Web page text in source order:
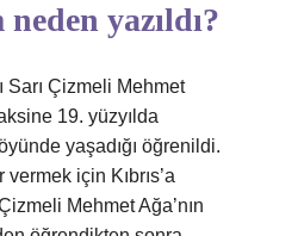
yazıldı?
Sarı Çizmeli Mehmet
19. yüzyılda
yaşadığı öğrenildi.
için Kıbrıs’a
Mehmet Ağa’nın